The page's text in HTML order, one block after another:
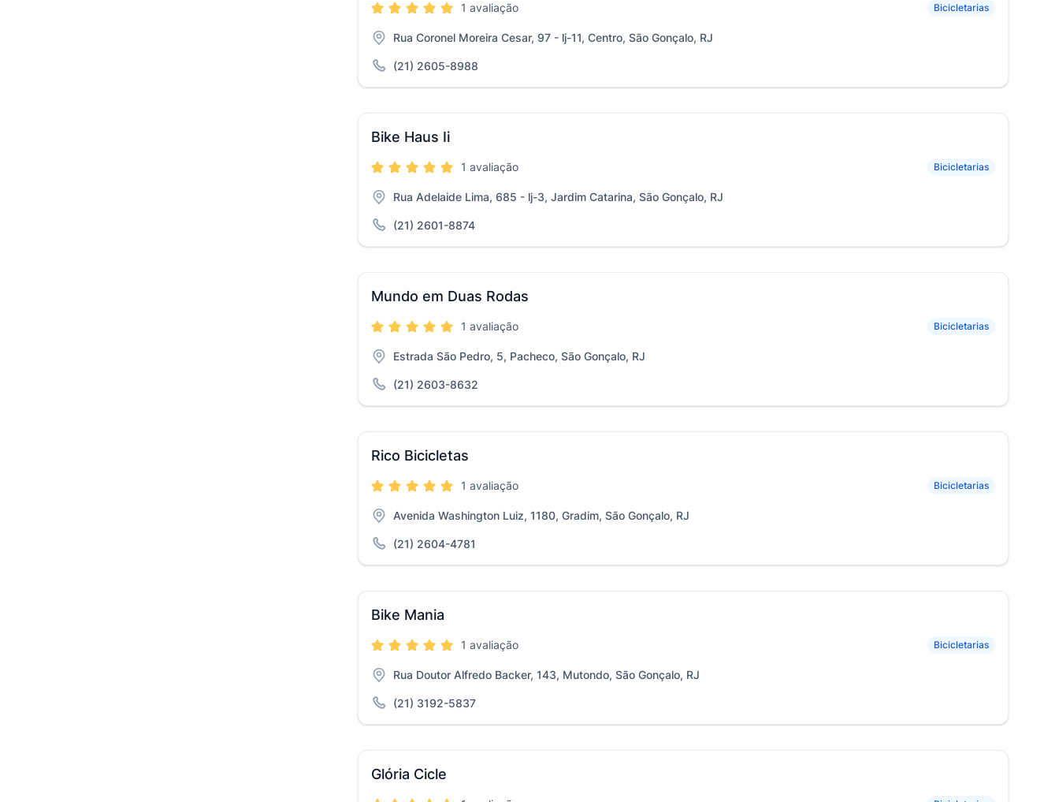
Bicicletarias
1 avaliação
Rua Coronel Moreira Cesar, 97 - lj-11, Centro, São Gonçalo, RJ
(21) 2605-8988
Bike Haus Ii
Bicicletarias
1 avaliação
Rua Adelaide Lima, 685 - lj-3, Jardim Catarina, São Gonçalo, RJ
(21) 2601-8874
Mundo em Duas Rodas
Bicicletarias
1 avaliação
Estrada São Pedro, 5, Pacheco, São Gonçalo, RJ
(21) 2603-8632
Rico Bicicletas
Bicicletarias
1 avaliação
Avenida Washington Luiz, 1180, Gradim, São Gonçalo, RJ
(21) 2604-4781
Bike Mania
Bicicletarias
1 avaliação
Rua Doutor Alfredo Backer, 143, Mutondo, São Gonçalo, RJ
(21) 3192-5837
Glória Cicle